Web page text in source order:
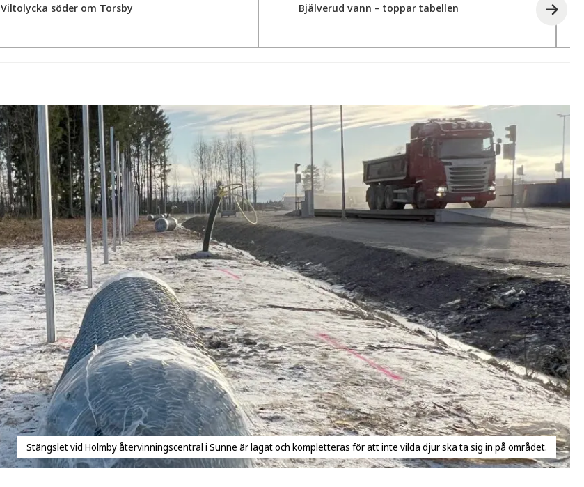
Viltolycka söder om Torsby
Bjälverud vann – toppar tabellen
Stängslet vid Holmby återvinningscentral i Sunne är lagat och kompletteras för att inte vilda djur ska ta sig in på området.